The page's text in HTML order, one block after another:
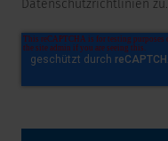
Datenschutzrichtlinien zu.